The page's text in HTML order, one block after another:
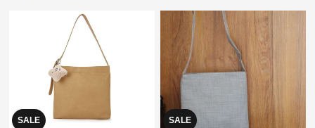
SALE SALE